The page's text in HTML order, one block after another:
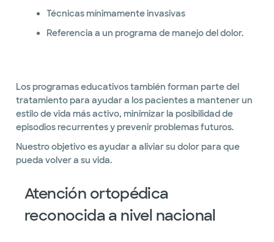
Técnicas mínimamente invasivas
Referencia a un programa de manejo del dolor.
Los programas educativos también forman parte del
tratamiento para ayudar a los pacientes a mantener un
estilo de vida más activo, minimizar la posibilidad de
episodios recurrentes y prevenir problemas futuros.
Nuestro objetivo es ayudar a aliviar su dolor para que
pueda volver a su vida.
Atención ortopédica
reconocida a nivel nacional